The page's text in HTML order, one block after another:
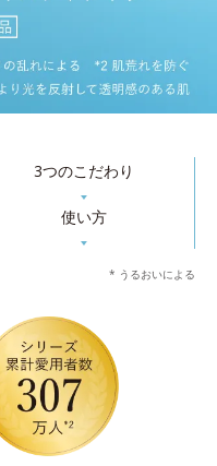
3つのこだわり
▼
使い方
▼
* うるおいによる